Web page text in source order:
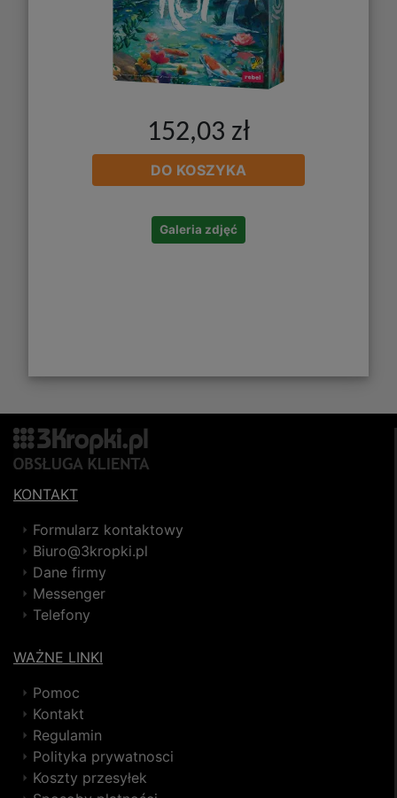
152,03 zł
DO KOSZYKA
Galeria zdjęć
KONTAKT
Formularz kontaktowy
Biuro@3kropki.pl
Dane firmy
Messenger
Telefony
WAŻNE LINKI
Pomoc
Kontakt
Regulamin
Polityka prywatnosci
Koszty przesyłek